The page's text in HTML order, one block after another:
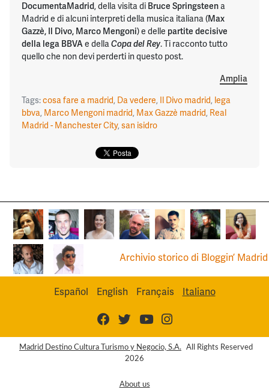
DocumentaMadrid, della visita di Bruce Springsteena
Madrid e di alcuni interpreti della musica italiana (Max
Gazzè, Il Divo, Marco Mengoni) e delle partite decisive
della lega BBVAe dellaCopa del Rey. Ti racconto tutto
quello che non devi perderti in questo post.
Amplia
Tags:cosa fare a madrid, Da vedere, Il Divo madrid, lega
bbva, Marco Mengoni madrid, Max Gazzè madrid, Real
Madrid - Manchester City, san isidro
Archivio storico di Bloggin’ Madrid
Español English Français Italiano
Madrid Destino Cultura Turismo y Negocio, S.A.
All Rights Reserved
2026
About us